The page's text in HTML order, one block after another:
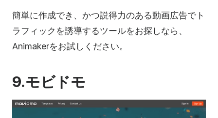
簡単に作成でき、かつ説得力のある動画広告でト
ラフィックを誘導するツールをお探しなら、
Animakerをお試しください。
9.モビドモ